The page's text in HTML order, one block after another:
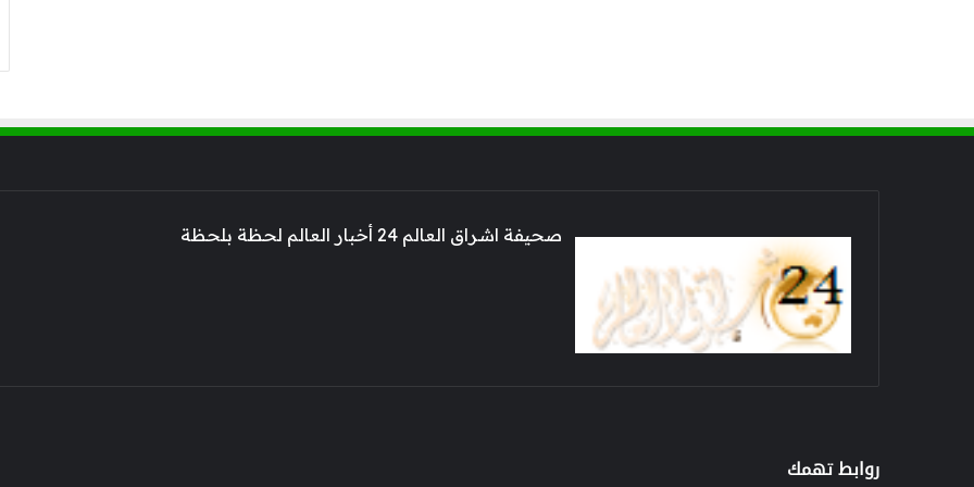
صحيفة اشراق العالم 24 أخبار العالم لحظة بلحظة
روابط تهمك